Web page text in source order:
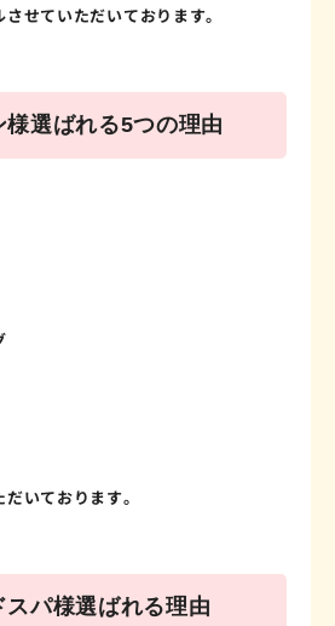
せていただいております。
様選ばれる5つの理由
いております。
スパ様選ばれる理由